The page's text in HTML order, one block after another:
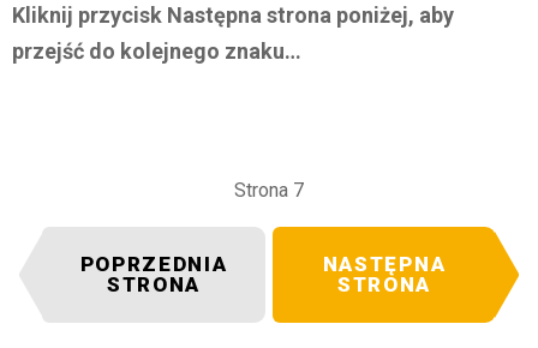
Kliknij przycisk Następna strona poniżej, aby
przejść do kolejnego znaku…
Strona 7
POPRZEDNIA
STRONA
NASTĘPNA
STRONA